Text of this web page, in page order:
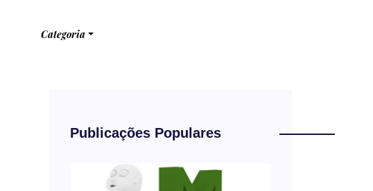
Categoria
Publicações Populares